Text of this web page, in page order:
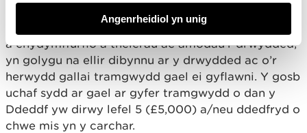
Angenrheidiol yn unig
drwydded fel y’i nodir ym mharagraff 1, neu methu
â chydymffurfio â thelerau ac amodau’r drwydded,
yn golygu na ellir dibynnu ar y drwydded ac o’r
herwydd gallai tramgwydd gael ei gyflawni. Y gosb
uchaf sydd ar gael ar gyfer tramgwydd o dan y
Ddeddf yw dirwy lefel 5 (£5,000) a/neu ddedfryd o
chwe mis yn y carchar.